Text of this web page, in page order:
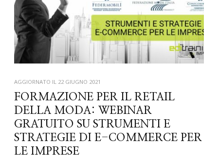
AGGIORNATO IL 22 GIUGNO 2021
FORMAZIONE PER IL RETAIL
DELLA MODA: WEBINAR
GRATUITO SU STRUMENTI E
STRATEGIE DI E-COMMERCE PER
LE IMPRESE